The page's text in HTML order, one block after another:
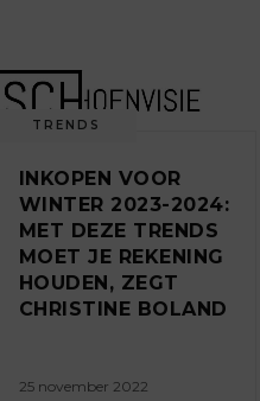
TRENDS
INKOPEN VOOR
WINTER 2023-2024:
MET DEZE TRENDS
MOET JE REKENING
HOUDEN, ZEGT
CHRISTINE BOLAND
25 november 2022